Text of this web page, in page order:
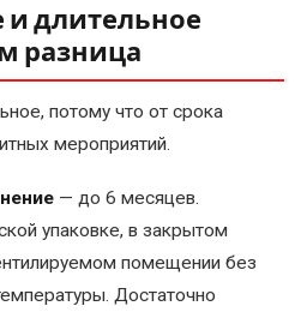
и длительное
разница
потому что от срока
мероприятий.
— до 6 месяцев.
упаковке, в закрытом
помещении без
Достаточно